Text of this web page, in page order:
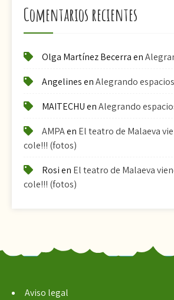
Comentarios recientes
Olga Martínez Becerraen
AngelinesenAlegrando espacios
MAITECHUenAlegrando
AMPAen El teatro de Malaeva
cole!!! (fotos)
Rosien El teatro de Malaeva
cole!!! (fotos)
Aviso legal